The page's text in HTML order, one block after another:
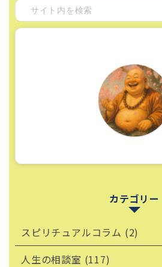
カテゴリー
スピリチュアルコラム (2)
人生の相談室 (117)